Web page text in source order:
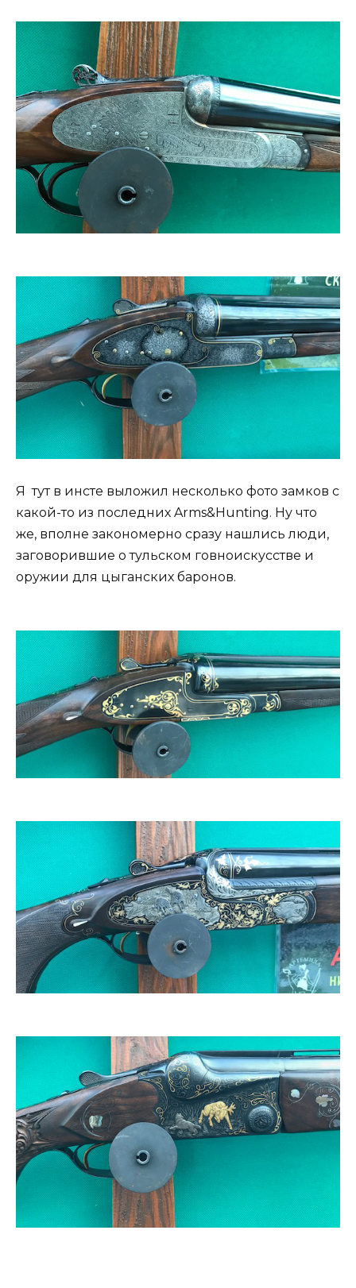
Я тут в инсте выложил несколько фото замков с
какой-то из последних Arms&Hunting. Ну что
же, вполне закономерно сразу нашлись люди,
заговорившие о тульском говноискусстве и
оружии для цыганских баронов.